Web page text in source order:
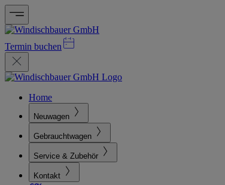
Termin buchen
Home
Neuwagen
Gebrauchtwagen
Service & Zubehör
Kontakt